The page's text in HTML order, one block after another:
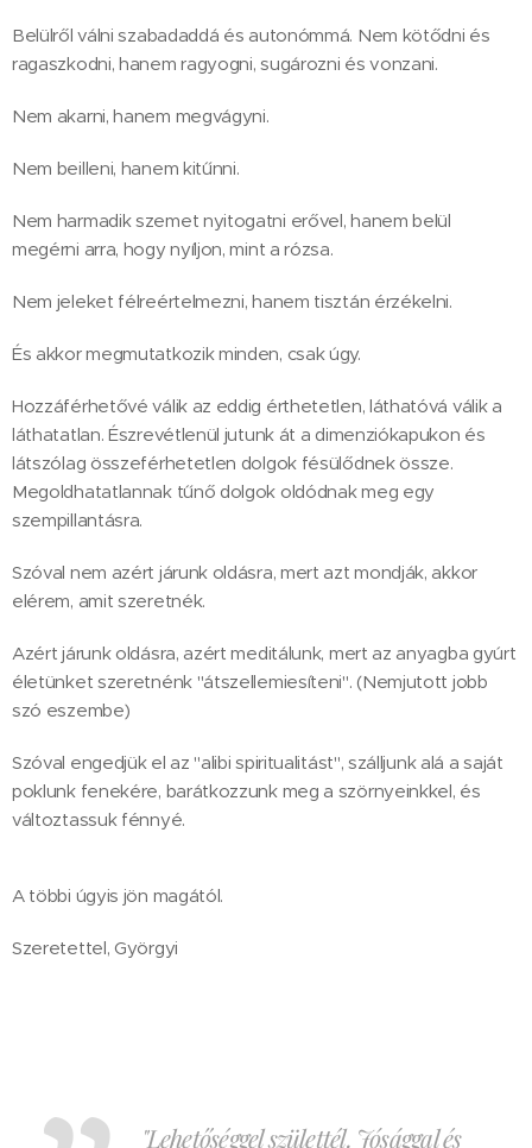
Belülről válni szabadaddá és autonómmá. Nem kötődni és
ragaszkodni, hanem ragyogni, sugározni és vonzani.
Nem akarni, hanem megvágyni.
Nem beilleni, hanem kitűnni.
Nem harmadik szemet nyitogatni erővel, hanem belül
megérni arra, hogy nyíljon, mint a rózsa.
Nem jeleket félreértelmezni, hanem tisztán érzékelni.
És akkor megmutatkozik minden, csak úgy.
Hozzáférhetővé válik az eddig érthetetlen, láthatóvá válik a
láthatatlan. Észrevétlenül jutunk át a dimenziókapukon és
látszólag összeférhetetlen dolgok fésülődnek össze.
Megoldhatatlannak tűnő dolgok oldódnak meg egy
szempillantásra.
Szóval nem azért járunk oldásra, mert azt mondják, akkor
elérem, amit szeretnék.
Azért járunk oldásra, azért meditálunk, mert az anyagba gyúrt
életünket szeretnénk "átszellemiesíteni". (Nemjutott jobb
szó eszembe)
Szóval engedjük el az "alibi spiritualitást", szálljunk alá a saját
poklunk fenekére, barátkozzunk meg a szörnyeinkkel, és
változtassuk fénnyé.
A többi úgyis jön magától.
Szeretettel, Györgyi
"Lehetőséggel születtél. Jósággal és